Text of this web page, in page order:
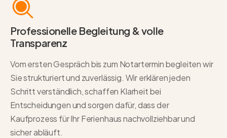
Professionelle Begleitung & volle
Transparenz
Vom ersten Gespräch bis zum Notartermin begleiten wir
Sie strukturiert und zuverlässig. Wir erklären jeden
Schritt verständlich, schaffen Klarheit bei
Entscheidungen und sorgen dafür, dass der
Kaufprozess für Ihr Ferienhaus nachvollziehbar und
sicher abläuft.